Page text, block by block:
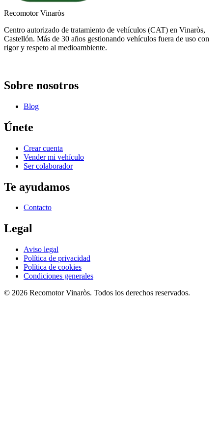
Recomotor Vinaròs
Centro autorizado de tratamiento de vehículos (CAT) en Vinaròs,
Castellón. Más de 30 años gestionando vehículos fuera de uso con
rigor y respeto al medioambiente.
Sobre nosotros
Blog
Únete
Crear cuenta
Vender mi vehículo
Ser colaborador
Te ayudamos
Contacto
Legal
Aviso legal
Política de privacidad
Política de cookies
Condiciones generales
© 2026 RecomotorVinaròs. Todos los derechos reservados.